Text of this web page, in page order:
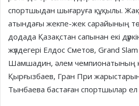
спортшыдан шығаруға құқылы.
атындағы жекпе-жек сарайының
додада Қазақстан сапынан екі
жүлдегері Елдос Сметов, Grand
Шамшадин, әлем чемпионатының
Қырғызбаев, Гран При
Тынбаева бастаған спортшылар